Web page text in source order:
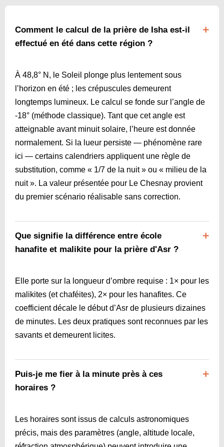
Comment le calcul de la prière de Isha est-il
effectué en été dans cette région ?
À 48,8° N, le Soleil plonge plus lentement sous
l’horizon en été ; les crépuscules demeurent
longtemps lumineux. Le calcul se fonde sur l’angle de
-18° (méthode classique). Tant que cet angle est
atteignable avant minuit solaire, l’heure est donnée
normalement. Si la lueur persiste — phénomène rare
ici — certains calendriers appliquent une règle de
substitution, comme « 1/7 de la nuit » ou « milieu de la
nuit ». La valeur présentée pour Le Chesnay provient
du premier scénario réalisable sans correction.
Que signifie la différence entre école
hanafite et malikite pour la prière d'Asr ?
Elle porte sur la longueur d’ombre requise : 1× pour les
malikites (et chaféites), 2× pour les hanafites. Ce
coefficient décale le début d’Asr de plusieurs dizaines
de minutes. Les deux pratiques sont reconnues par les
savants et demeurent licites.
Puis-je me fier à la minute près à ces
horaires ?
Les horaires sont issus de calculs astronomiques
précis, mais des paramètres (angle, altitude locale,